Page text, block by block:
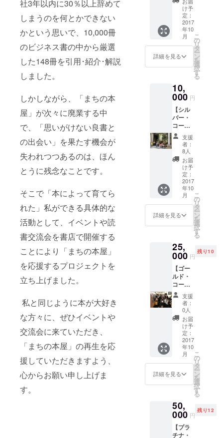
社3年以内に30％以上辞めて
しまうのを何とかできない
かという思いで、10,000冊
のビジネス書の中から厳選
した148冊を引用･紹介･解説
しました。
しかしながら、「まちの本
屋」が次々に廃業する中
で、「思いがけない良書と
の出会い」を果たす機会が
失われつつあるのは、ほん
とうに残念なことです。
そこで「本によって育てら
れた」私ができる具体的な
活動として、イベントや読
書交流会を書店で開催する
ことにより「まちの本屋」
を応援するプロジェクトを
立ち上げました。
私と同じように本が大好き
な方々に、ぜひイベントや
交流会に来ていただき、
「まちの本屋」の再生を応
援していただきますよう、
心からお願い申し上げま
す。
年間300冊の
多読を35年
間継続して
ビジネス書
10000冊を読
破。2014年9
月より毎日1
ス書の書評
をブログに
て公開中
（約1,400
冊）。
44歳で初挑
戦した
TOEICでは
500点未満か
らビジネス
書の多読に
より1年で
875点、その
点と自己最
高を更新。
ハワイ情報
を毎日つぶ
やくツイッ
ターはフォ
ロワー31万
円相
当）ま
たは読
書交流
（2,000
円相
当）の
無料参
回分）
２．大
杉潤著
『入社3
年目ま
での仕
事の悩
みに、
ビジネ
ス書
10000
冊から
答えを
見つけ
まし
た』
（キノ
ス）を1
（1,404
円相
当、希
望者に
著者サ
イン）
け予
定：
2017
年10
月
詳細を見る
こ
の
リ
タ
ー
ン
を
選
択
す
る
10,
000 円
【シル
バー・
コー
ス】
１．イ
ベント
（3,000
円相
当）ま
たは読
書交流
（2,000
円相
当）の
無料参
回分）
２．大
杉潤著
『入社3
年目ま
での仕
事の悩
みに、
ビジネ
ス書
10000
冊から
答えを
見つけ
まし
た』
（キノ
ス）を2
（2,808
円相
当、希
望者に
支援
者：
8人
お届
け予
定：
2017
年10
月
詳細を見る
こ
の
リ
タ
ー
ン
を
選
択
す
る
25,
000 円
残り10
【ゴー
ルド・
コー
ス】
１．イ
ベント
（3,000
円相
当）ま
たは読
書交流
（2,000
円相
当）の
無料参
回分）
２．大
杉潤著
『入社3
年目ま
支援
者：
0人
お届
け予
定：
2017
年10
月
詳細を見る
こ
の
リ
タ
ー
ン
を
選
択
す
る
50,
000 円
残り12
【プラ
チナ・